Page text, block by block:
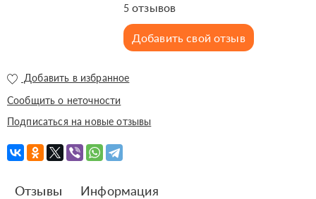
5отзывов
Добавить свой отзыв
Добавить в избранное
Сообщить о неточности
Подписаться на новые отзывы
Отзывы Информация